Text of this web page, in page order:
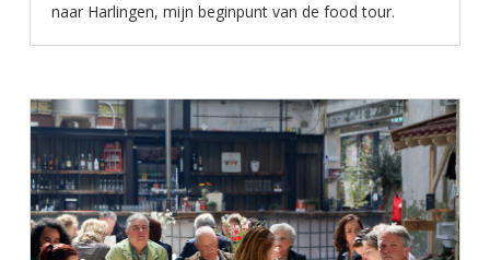
naar Harlingen, mijn beginpunt van de food tour.